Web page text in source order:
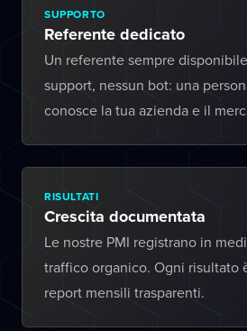
SUPPORTO
Referente dedicato
Un referente sempre
support, nessun bot: una
conosce la tua azienda e il
RISULTATI
Crescita documentata
Le nostre PMI registrano in
traffico organico. Ogni risultato
report mensili trasparenti.